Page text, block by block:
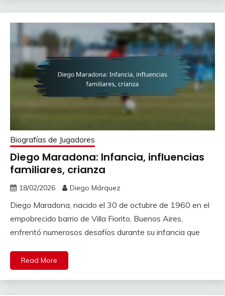
Biografías de Jugadores
Diego Maradona: Infancia, influencias
familiares, crianza
18/02/2026 Diego Márquez
Diego Maradona, nacido el 30 de octubre de 1960 en el
empobrecido barrio de Villa Fiorito, Buenos Aires,
enfrentó numerosos desafíos durante su infancia que
Read More